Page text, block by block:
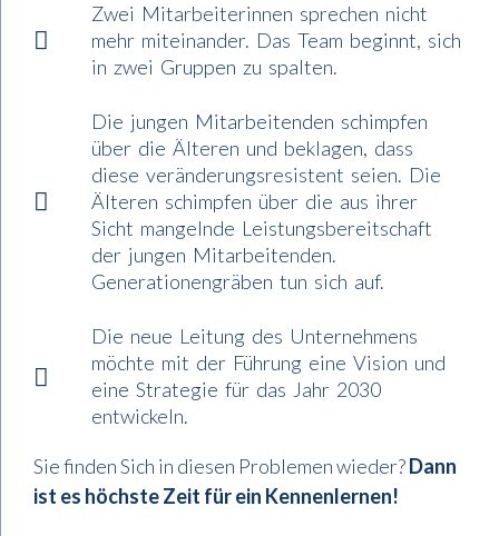
Zwei Mitarbeiterinnen sprechen nicht
mehr miteinander. Das Team beginnt, sich
in zwei Gruppen zu spalten.
Die jungen Mitarbeitenden schimpfen
über die Älteren und beklagen, dass
diese veränderungsresistent seien. Die
Älteren schimpfen über die aus ihrer
Sicht mangelnde Leistungsbereitschaft
der jungen Mitarbeitenden.
Generationengräben tun sich auf.
Die neue Leitung des Unternehmens
möchte mit der Führung eine Vision und
eine Strategie für das Jahr 2030
entwickeln.
Sie finden Sich in diesen Problemen wieder?Dann
ist es höchste Zeit für ein Kennenlernen!